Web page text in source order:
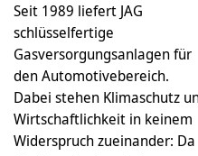
Seit 1989 liefert JAG
schlüsselfertige
Gasversorgungsanlagen für
den Automotivebereich.
Dabei stehen Klimaschutz
Wirtschaftlichkeit in keinem
Widerspruch zueinander: Da